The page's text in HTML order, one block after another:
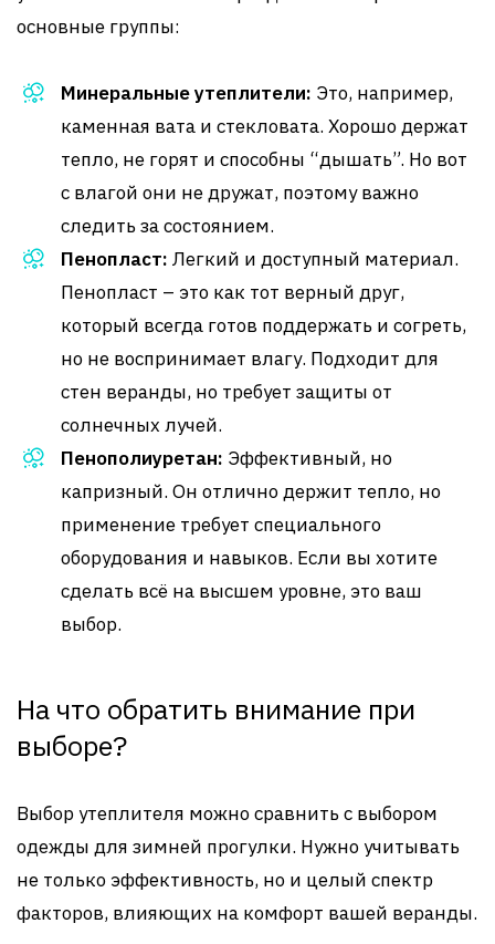
основные группы:
Минеральные утеплители: Это, например,
каменная вата и стекловата. Хорошо держат
тепло, не горят и способны “дышать”. Но вот
с влагой они не дружат, поэтому важно
следить за состоянием.
Пенопласт: Легкий и доступный материал.
Пенопласт – это как тот верный друг,
который всегда готов поддержать и согреть,
но не воспринимает влагу. Подходит для
стен веранды, но требует защиты от
солнечных лучей.
Пенополиуретан: Эффективный, но
капризный. Он отлично держит тепло, но
применение требует специального
оборудования и навыков. Если вы хотите
сделать всё на высшем уровне, это ваш
выбор.
На что обратить внимание при
выборе?
Выбор утеплителя можно сравнить с выбором
одежды для зимней прогулки. Нужно учитывать
не только эффективность, но и целый спектр
факторов, влияющих на комфорт вашей веранды.